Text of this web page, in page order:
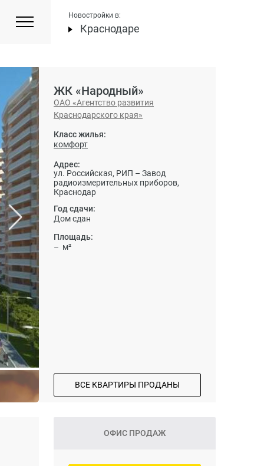
Новостройки в:
Краснодаре
ЖК «Народный»
ОАО «Агентство развития
Краснодарского края»
Класс жилья:
комфорт
Адрес:
ул. Российская, РИП – Завод
радиоизмерительных приборов,
Краснодар
Год сдачи:
Дом сдан
Площадь:
– м²
ВСЕ КВАРТИРЫ ПРОДАНЫ
ОФИС ПРОДАЖ